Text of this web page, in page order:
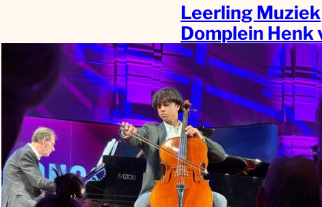
Leerling Muziek
Domplein Henk
Kampen wint
prijs tijdens
regiofinale
van Prinses
Christina
Concours 2026!
Jong muzikaal